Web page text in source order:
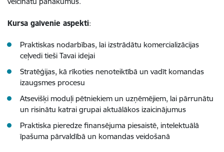
Kursa galvenie aspekti:
Praktiskas nodarbības, lai izstrādātu komercializācijas
ceļvedi tieši Tavai idejai
Stratēģijas, kā rīkoties nenoteiktībā un vadīt komandas
izaugsmes procesu
Atsevišķi moduļi pētniekiem un uzņēmējiem, lai pārrunātu
un risinātu katrai grupai aktuālākos izaicinājumus
Praktiska pieredze finansējuma piesaistē, intelektuālā
īpašuma pārvaldībā un komandas veidošanā